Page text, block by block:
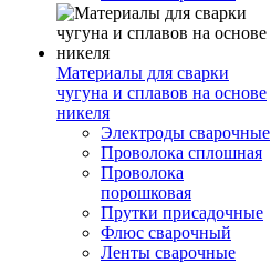
Материалы для сварки
чугуна и сплавов на основе
никеля
Электроды сварочные
Проволока сплошная
Проволока
порошковая
Прутки присадочные
Флюс сварочный
Ленты сварочные